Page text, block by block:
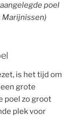
poel
Marijnissen)
is het tijd om
grote
poel zo groot
plek voor